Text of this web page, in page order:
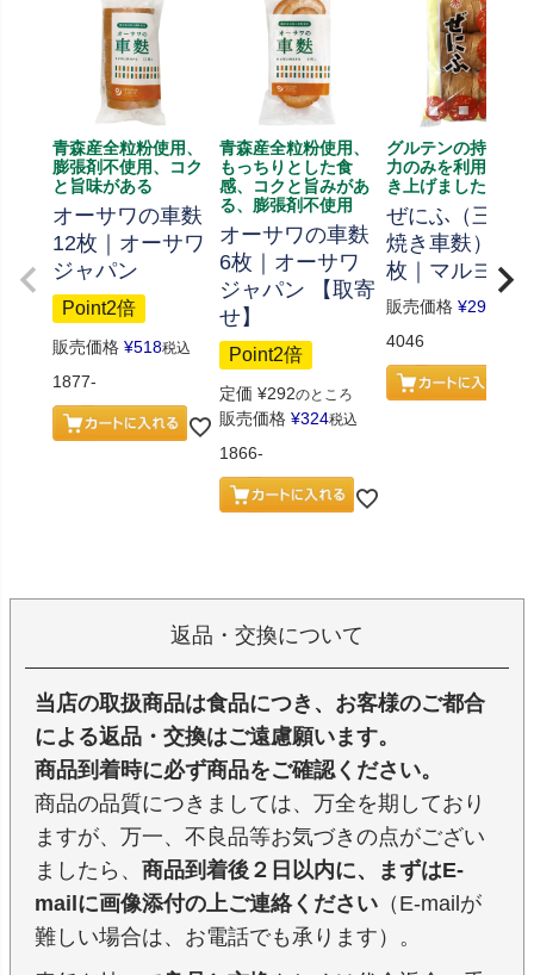
青森産全粒粉使用、
膨張剤不使用、コク
と旨味がある
オーサワの車麩
12枚｜オーサワ
ジャパン
Point2倍
販売価格 ¥518税込
1877-
青森産全粒粉使用、
もっちりとした食
感、コクと旨みがあ
る、膨張剤不使用
オーサワの車麩
6枚｜オーサワ
ジャパン 【取寄
せ】
Point2倍
定価 ¥292のところ
販売価格 ¥324税込
1866-
グルテンの持つ膨
力のみを利用して
き上げました
ぜにふ（三回
焼き車麩） 21
枚｜マルヨネ
販売価格 ¥291
4046
返品・交換について
当店の取扱商品は食品につき、お客様のご都合
による返品・交換はご遠慮願います。
商品到着時に必ず商品をご確認ください。
商品の品質につきましては、万全を期しており
ますが、万一、不良品等お気づきの点がござい
ましたら、 商品到着後２日以内に、まずはE-
mailに画像添付の上ご連絡ください （E-mailが
難しい場合は、お電話でも承ります）。